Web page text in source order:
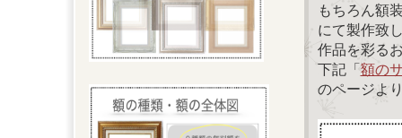
もちろん額
にて製作致
作品を彩る
下記「額の
のページよ